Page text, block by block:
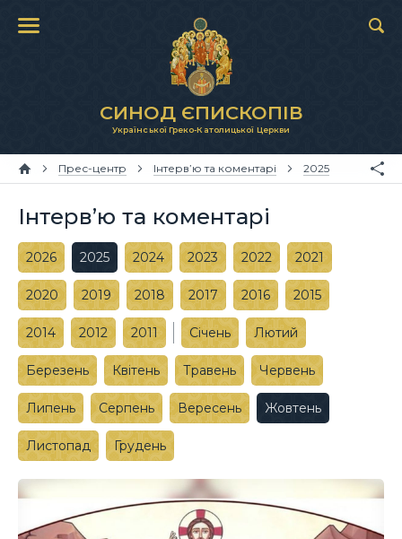
СИНОД ЄПИСКОПІВ
Української Греко-Католицької Церкви
Прес-центр Інтерв’ю та коментарі 2025
Інтерв’ю та коментарі
2026 2025 2024 2023 2022 2021
2020 2019 2018 2017 2016 2015
2014 2012 2011 Січень Лютий
Березень Квітень Травень Червень
Липень Серпень Вересень Жовтень
Листопад Грудень